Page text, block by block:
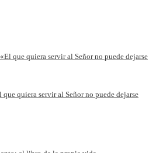
quiera servir al Señor no puede dejarse